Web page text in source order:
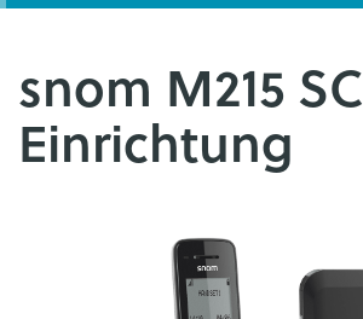
snom M215 SC
Einrichtung